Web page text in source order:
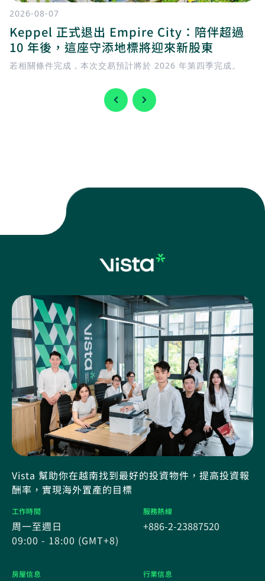
2026-08-07
Keppel 正式退出 Empire City：陪伴超過
10 年後，這座守添地標將迎來新股東
若相關條件完成，本次交易預計將於 2026 年第四季完成。
Vista 幫助你在越南找到最好的投資物件，提高投資報
酬率，實現海外置產的目標
工作時間
周一至週日
09:00 - 18:00 (GMT+8)
服務熱線
+886-2-23887520
房屋信息 行業信息